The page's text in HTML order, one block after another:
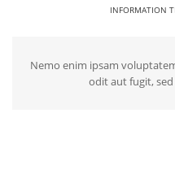
INFORMATION
Nemo enim ipsam
odit aut fugit,